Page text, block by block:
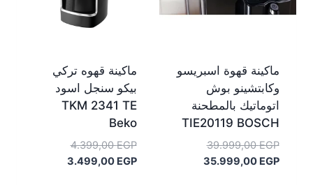
ماكينة قهوة اسبريسو
وكابتشينو بوش
اتوماتيك بالمطحنة
TIE20119 BOSCH
39.999,00EGP
السعر
الأصلي35.999,00 EGP
السعر
ماكينة قهوه تركي
بيكو سنجل اسود
TKM 2341 TE
Beko
4.399,00EGP
السعر
الأصلي3.499,00 EGP
السعر